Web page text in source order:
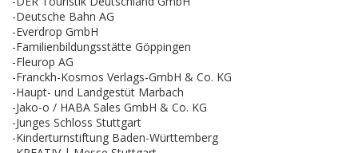
-Deutsche Bahn AG
-Everdrop GmbH
-Familienbildungsstätte Göppingen
-Fleurop AG
-Franckh-Kosmos Verlags-GmbH & Co. KG
-Haupt- und Landgestüt Marbach
-Jako-o / HABA Sales GmbH & Co. KG
-Junges Schloss Stuttgart
-Kinderturnstiftung Baden-Württemberg